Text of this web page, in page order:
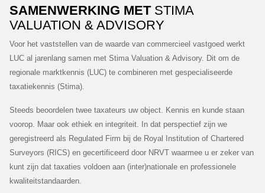
Ons team
SAMENWERKING MET STIMA
VALUATION & ADVISORY
Voor het vaststellen van de waarde van commercieel vastgoed werkt
LUC al jarenlang samen met Stima Valuation & Advisory. Dit om de
regionale marktkennis (LUC) te combineren met gespecialiseerde
taxatiekennis (Stima).
Steeds beoordelen twee taxateurs uw object. Kennis en kunde staan
voorop. Maar ook ethiek en integriteit. In dat perspectief zijn we
geregistreerd als Regulated Firm bij de Royal Institution of Chartered
Surveyors (RICS) en gecertificeerd door NRVT waarmee u er zeker van
kunt zijn dat taxaties voldoen aan (inter)nationale en professionele
kwaliteitstandaarden.